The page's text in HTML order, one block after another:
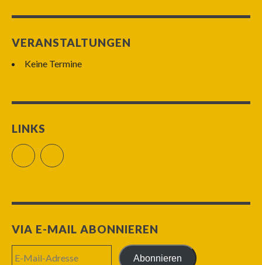
VERANSTALTUNGEN
Keine Termine
LINKS
FacebookRSS Feed
VIA E-MAIL ABONNIEREN
Mail-
Abonnieren